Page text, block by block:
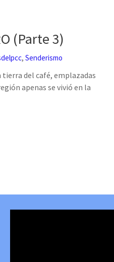
(Parte 3)
,Senderismo
tierra del café, emplazadas
apenas se vivió en la